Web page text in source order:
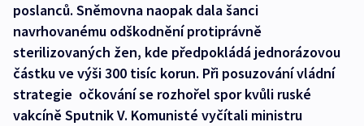
poslanců. Sněmovna naopak dala šanci
navrhovanému odškodnění protiprávně
sterilizovaných žen, kde předpokládá jednorázovou
částku ve výši 300 tisíc korun. Při posuzování vládní
strategie očkování se rozhořel spor kvůli ruské
vakcíně Sputnik V. Komunisté vyčítali ministru